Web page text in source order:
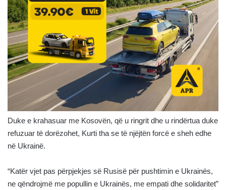
Duke e krahasuar me Kosovën, që u ringrit dhe u rindërtua duke
refuzuar të dorëzohet, Kurti tha se të njëjtën forcë e sheh edhe
në Ukrainë.
“Katër vjet pas përpjekjes së Rusisë për pushtimin e Ukrainës,
ne qëndrojmë me popullin e Ukrainës, me empati dhe solidaritet”